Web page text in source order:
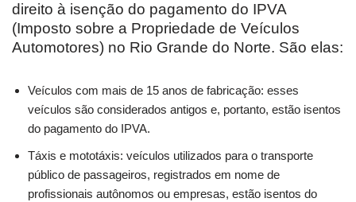
direito à isenção do pagamento do IPVA
(Imposto sobre a Propriedade de Veículos
Automotores) no Rio Grande do Norte. São elas:
Veículos com mais de 15 anos de fabricação: esses
veículos são considerados antigos e, portanto, estão isentos
do pagamento do IPVA.
Táxis e mototáxis: veículos utilizados para o transporte
público de passageiros, registrados em nome de
profissionais autônomos ou empresas, estão isentos do